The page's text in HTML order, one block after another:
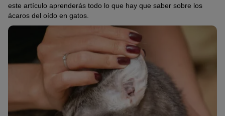
este artículo aprenderás todo lo que hay que saber sobre los
ácaros del oído en gatos.